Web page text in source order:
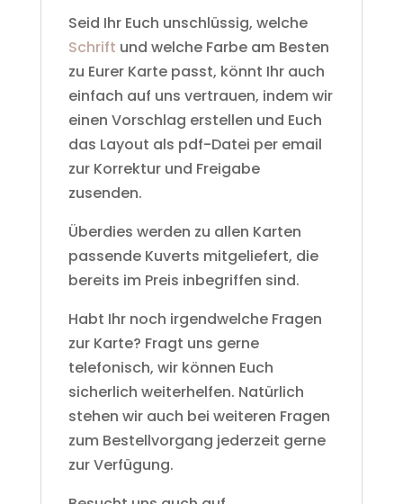
Seid Ihr Euch unschlüssig, welche
Schrift und welche Farbe am Besten
zu Eurer Karte passt, könnt Ihr auch
einfach auf uns vertrauen, indem wir
einen Vorschlag erstellen und Euch
das Layout als pdf-Datei per email
zur Korrektur und Freigabe
zusenden.
Überdies werden zu allen Karten
passende Kuverts mitgeliefert, die
bereits im Preis inbegriffen sind.
Habt Ihr noch irgendwelche Fragen
zur Karte? Fragt uns gerne
telefonisch, wir können Euch
sicherlich weiterhelfen. Natürlich
stehen wir auch bei weiteren Fragen
zum Bestellvorgang jederzeit gerne
zur Verfügung.